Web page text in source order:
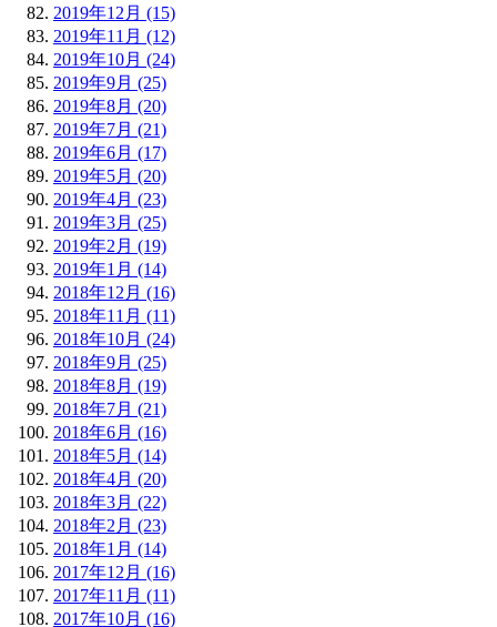
2019年12月 (15)
2019年11月 (12)
2019年10月 (24)
2019年9月 (25)
2019年8月 (20)
2019年7月 (21)
2019年6月 (17)
2019年5月 (20)
2019年4月 (23)
2019年3月 (25)
2019年2月 (19)
2019年1月 (14)
2018年12月 (16)
2018年11月 (11)
2018年10月 (24)
2018年9月 (25)
2018年8月 (19)
2018年7月 (21)
2018年6月 (16)
2018年5月 (14)
2018年4月 (20)
2018年3月 (22)
2018年2月 (23)
2018年1月 (14)
2017年12月 (16)
2017年11月 (11)
2017年10月 (16)